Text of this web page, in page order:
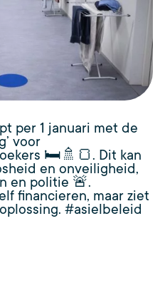
per 1 januari met de
voor
🛏️🚿🍞. Dit kan
en onveiligheid,
en politie 🚨.
financieren, maar ziet
#asielbeleid